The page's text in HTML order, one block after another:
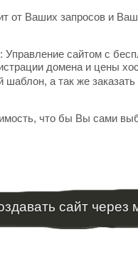
от Ваших запросов и
Управление сайтом с
домена и цены
а так же заказать
что бы Вы сами
сайт через